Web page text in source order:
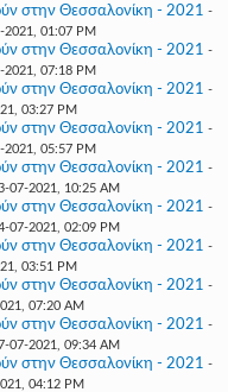
στην Θεσσαλονίκη - 2021 -
2021, 01:07 PM
στην Θεσσαλονίκη - 2021 -
2021, 07:18 PM
στην Θεσσαλονίκη - 2021 -
03:27 PM
στην Θεσσαλονίκη - 2021 -
2021, 05:57 PM
στην Θεσσαλονίκη - 2021 -
07-2021, 10:25 AM
στην Θεσσαλονίκη - 2021 -
07-2021, 02:09 PM
στην Θεσσαλονίκη - 2021 -
03:51 PM
στην Θεσσαλονίκη - 2021 -
07:20 AM
στην Θεσσαλονίκη - 2021 -
07-2021, 09:34 AM
στην Θεσσαλονίκη - 2021 -
04:12 PM